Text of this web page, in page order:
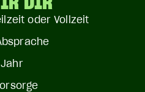
oder Vollzeit